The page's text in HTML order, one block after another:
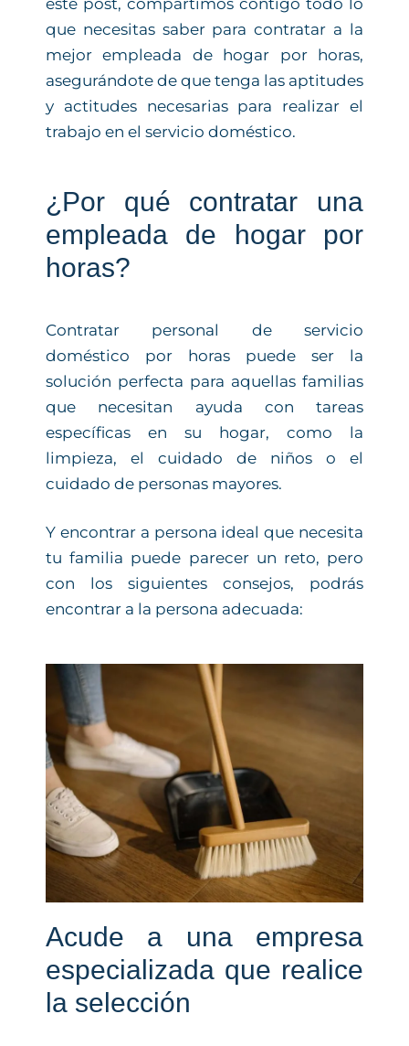
que necesitas saber para contratar a la
mejor empleada de hogar por horas,
asegurándote de que tenga las aptitudes
y actitudes necesarias para realizar el
trabajo en el servicio doméstico.
¿Por qué contratar una
empleada de hogar por
horas?
Contratar personal de servicio
doméstico por horas puede ser la
solución perfecta para aquellas familias
que necesitan ayuda con tareas
específicas en su hogar, como la
limpieza, el cuidado de niños o el
cuidado de personas mayores.
Y encontrar a persona ideal que necesita
tu familia puede parecer un reto, pero
con los siguientes consejos, podrás
encontrar a la persona adecuada:
Acude a una empresa
especializada que realice
la selección